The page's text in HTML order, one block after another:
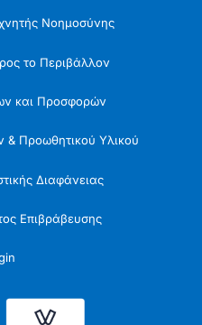
Νοημοσύνης
το Περιβάλλον
και Προσφορών
Προωθητικού Υλικού
Διαφάνειας
Επιβράβευσης